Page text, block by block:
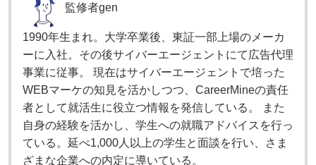
監修者gen
1990年生まれ。大学卒業後、東証一部上場のメーカ
ーに入社。その後サイバーエージェントにて広告代理
事業に従事。 現在はサイバーエージェントで培った
WEBマーケの知見を活かしつつ、CareerMineの責任
者として就活生に役立つ情報を発信している。 また
自身の経験を活かし、学生への就職アドバイスを行っ
ている。延べ1,000人以上の学生と面談を行い、さま
ざまな企業への内定に導いている。